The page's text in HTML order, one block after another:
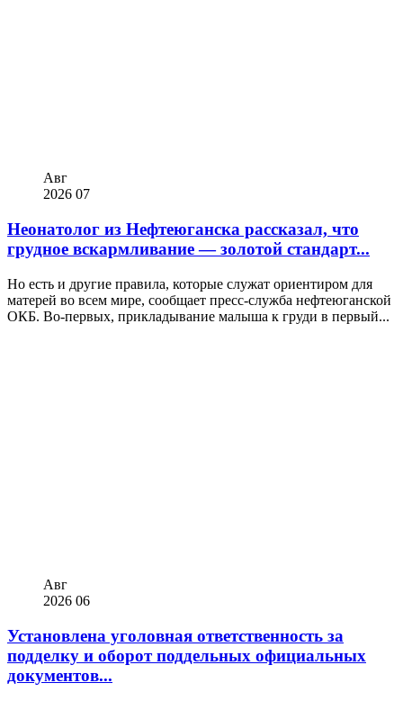
Авг
2026 07
Неонатолог из Нефтеюганска рассказал, что
грудное вскармливание — золотой стандарт...
Но есть и другие правила, которые служат ориентиром для
матерей во всем мире, сообщает пресс-служба нефтеюганской
ОКБ. Во-первых, прикладывание малыша к груди в первый...
Авг
2026 06
Установлена уголовная ответственность за
подделку и оборот поддельных официальных
документов...